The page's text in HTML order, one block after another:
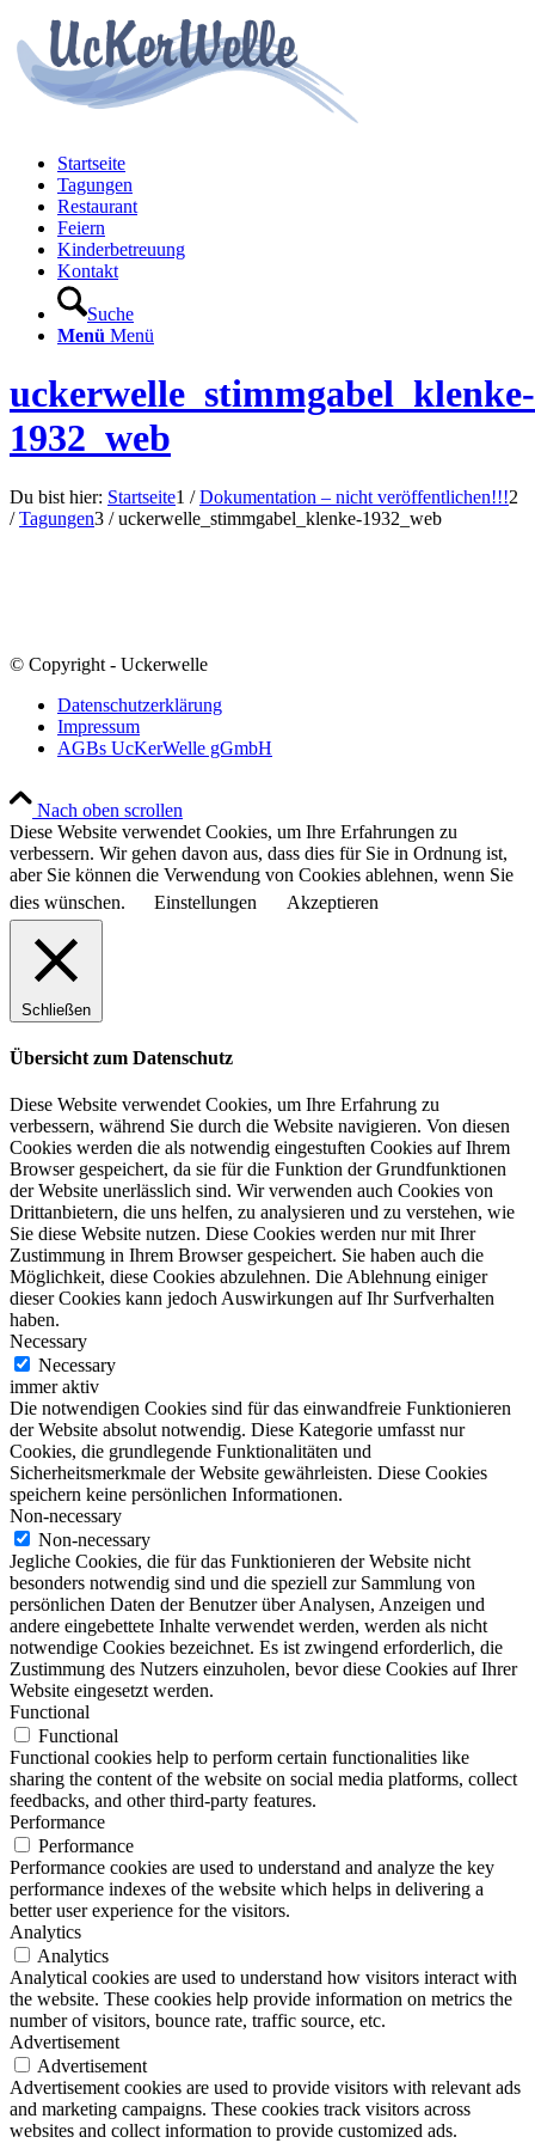
Startseite
Tagungen
Restaurant
Feiern
Kinderbetreuung
Kontakt
Suche
Menü Menü
uckerwelle_stimmgabel_klenke-
1932_web
Du bist hier: Startseite1 / Dokumentation – nicht veröffentlichen!!!2
/ Tagungen3 / uckerwelle_stimmgabel_klenke-1932_web
© Copyright - Uckerwelle
Datenschutzerklärung
Impressum
AGBs UcKerWelle gGmbH
Nach oben scrollen
Diese Website verwendet Cookies, um Ihre Erfahrungen zu
verbessern. Wir gehen davon aus, dass dies für Sie in Ordnung ist,
aber Sie können die Verwendung von Cookies ablehnen, wenn Sie
dies wünschen.
Einstellungen Akzeptieren
Schließen
Übersicht zum Datenschutz
Diese Website verwendet Cookies, um Ihre Erfahrung zu
verbessern, während Sie durch die Website navigieren. Von diesen
Cookies werden die als notwendig eingestuften Cookies auf Ihrem
Browser gespeichert, da sie für die Funktion der Grundfunktionen
der Website unerlässlich sind. Wir verwenden auch Cookies von
Drittanbietern, die uns helfen, zu analysieren und zu verstehen, wie
Sie diese Website nutzen. Diese Cookies werden nur mit Ihrer
Zustimmung in Ihrem Browser gespeichert. Sie haben auch die
Möglichkeit, diese Cookies abzulehnen. Die Ablehnung einiger
dieser Cookies kann jedoch Auswirkungen auf Ihr Surfverhalten
haben.
Necessary
Necessary
immer aktiv
Die notwendigen Cookies sind für das einwandfreie Funktionieren
der Website absolut notwendig. Diese Kategorie umfasst nur
Cookies, die grundlegende Funktionalitäten und
Sicherheitsmerkmale der Website gewährleisten. Diese Cookies
speichern keine persönlichen Informationen.
Non-necessary
Non-necessary
Jegliche Cookies, die für das Funktionieren der Website nicht
besonders notwendig sind und die speziell zur Sammlung von
persönlichen Daten der Benutzer über Analysen, Anzeigen und
andere eingebettete Inhalte verwendet werden, werden als nicht
notwendige Cookies bezeichnet. Es ist zwingend erforderlich, die
Zustimmung des Nutzers einzuholen, bevor diese Cookies auf Ihrer
Website eingesetzt werden.
Functional
Functional
Functional cookies help to perform certain functionalities like
sharing the content of the website on social media platforms, collect
feedbacks, and other third-party features.
Performance
Performance
Performance cookies are used to understand and analyze the key
performance indexes of the website which helps in delivering a
better user experience for the visitors.
Analytics
Analytics
Analytical cookies are used to understand how visitors interact with
the website. These cookies help provide information on metrics the
number of visitors, bounce rate, traffic source, etc.
Advertisement
Advertisement
Advertisement cookies are used to provide visitors with relevant ads
and marketing campaigns. These cookies track visitors across
websites and collect information to provide customized ads.